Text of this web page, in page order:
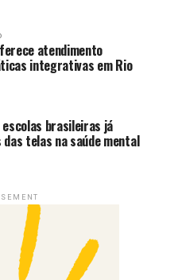
atendimento
integrativas em Rio
escolas brasileiras já
telas na saúde mental